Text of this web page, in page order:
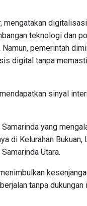
mengatakan
teknologi dan
pemerintah
digital tanpa
sinyal
yang
di Kelurahan Bukuan,
Utara.
tanpa dukungan